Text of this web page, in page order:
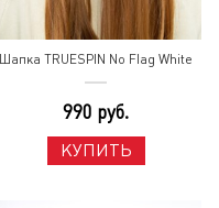
Шапка TRUESPIN No Flag White
990 руб.
КУПИТЬ